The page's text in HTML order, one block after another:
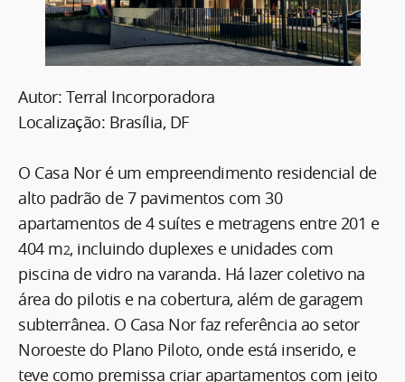
Autor: Terral Incorporadora
Localização: Brasília, DF
O Casa Nor é um empreendimento residencial de
alto padrão de 7 pavimentos com 30
apartamentos de 4 suítes e metragens entre 201 e
404 m2, incluindo duplexes e unidades com
piscina de vidro na varanda. Há lazer coletivo na
área do pilotis e na cobertura, além de garagem
subterrânea. O Casa Nor faz referência ao setor
Noroeste do Plano Piloto, onde está inserido, e
teve como premissa criar apartamentos com jeito